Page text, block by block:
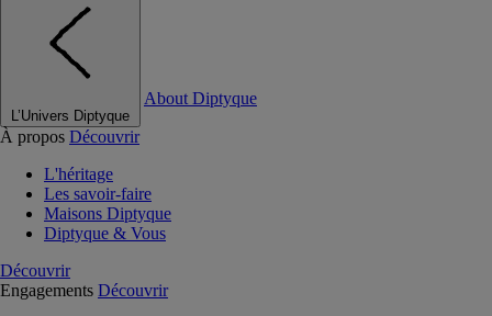
L’Univers Diptyque
About Diptyque
À propos Découvrir
L'héritage
Les savoir-faire
Maisons Diptyque
Diptyque & Vous
Découvrir
Engagements Découvrir